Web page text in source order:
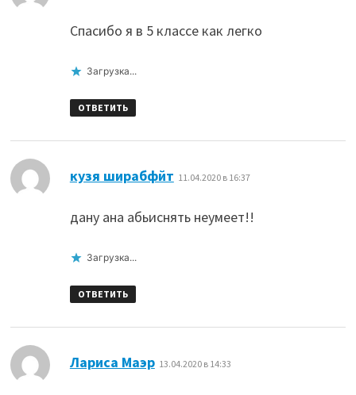
Спасибо я в 5 классе как легко
Загрузка...
ОТВЕТИТЬ
кузя ширабфйт 11.04.2020 в 16:37
дану ана абьиснять неумеет!!
Загрузка...
ОТВЕТИТЬ
Лариса Маэр: 13.04.2020 в 14:33